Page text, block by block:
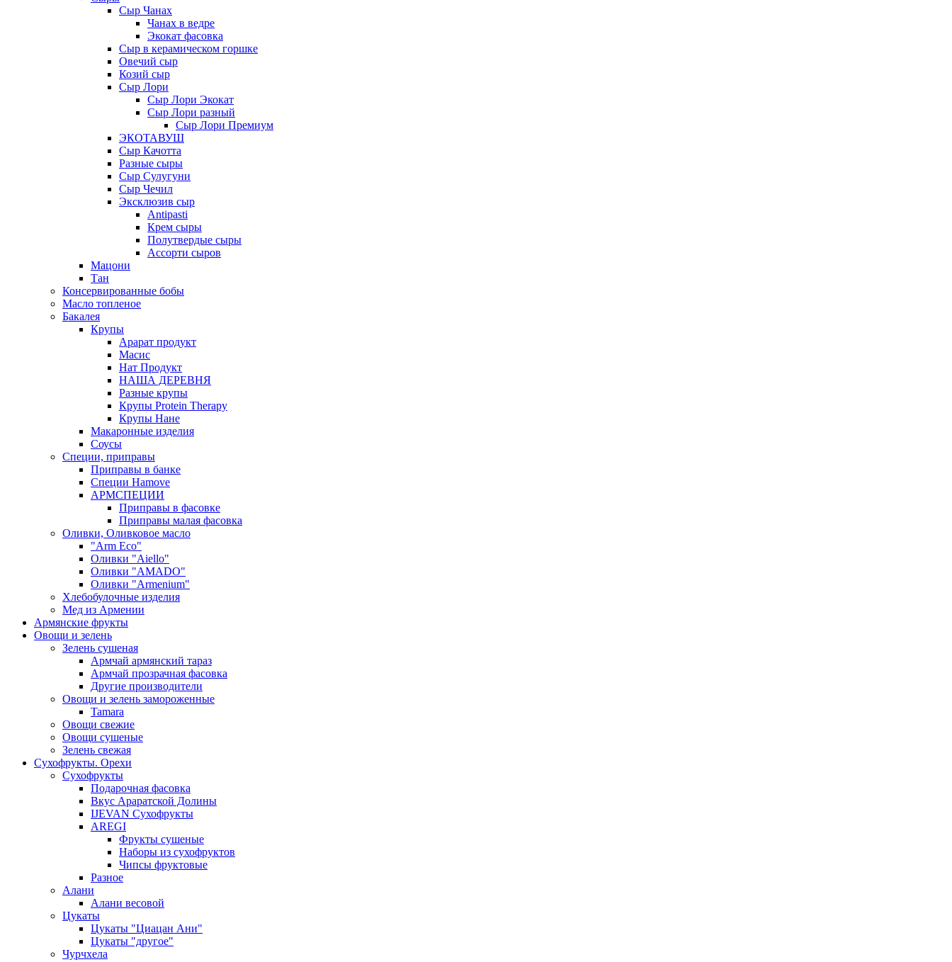
Сыр Чанах
Чанах в ведре
Экокат фасовка
Сыр в керамическом горшке
Овечий сыр
Козий сыр
Сыр Лори
Сыр Лори Экокат
Сыр Лори разный
Сыр Лори Премиум
ЭКОТАВУШ
Сыр Качотта
Разные сыры
Сыр Сулугуни
Сыр Чечил
Эксклюзив сыр
Antipasti
Крем сыры
Полутвердые сыры
Ассорти сыров
Мацони
Тан
Консервированные бобы
Масло топленое
Бакалея
Крупы
Арарат продукт
Масис
Нат Продукт
НАША ДЕРЕВНЯ
Разные крупы
Крупы Protein Therapy
Крупы Нане
Макаронные изделия
Соусы
Специи, приправы
Приправы в банке
Специи Hamove
АРМСПЕЦИИ
Приправы в фасовке
Приправы малая фасовка
Оливки, Оливковое масло
"Arm Eco"
Оливки "Aiello"
Оливки "AMADO"
Оливки "Armenium"
Хлебобулочные изделия
Мед из Армении
Армянские фрукты
Овощи и зелень
Зелень сушеная
Армчай армянский тараз
Армчай прозрачная фасовка
Другие производители
Овощи и зелень замороженные
Tamara
Овощи свежие
Овощи сушеные
Зелень свежая
Сухофрукты. Орехи
Сухофрукты
Подарочная фасовка
Вкус Араратской Долины
IJEVAN Сухофрукты
AREGI
Фрукты сушеные
Наборы из сухофруктов
Чипсы фруктовые
Разное
Алани
Алани весовой
Цукаты
Цукаты "Циацан Ани"
Цукаты "другое"
Чурчхела